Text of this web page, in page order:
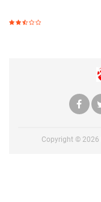
Copyright © 2026